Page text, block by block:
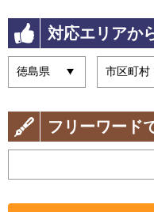
対応エリアか
フリーワード